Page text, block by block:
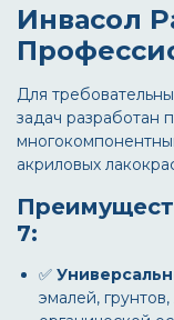
Инвасол
Для
задач разработан
акриловых
7:
✅
эмалей,